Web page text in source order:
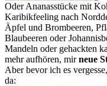
Oder Ananasstücke mit
Karibikfeeling nach
Äpfel und Brombeeren,
Blaubeeren oder
Mandeln oder gehackten
mehr aufhören, mirneue
Aber bevor ich es
da: